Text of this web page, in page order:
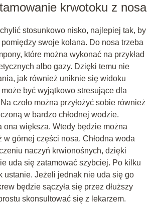
krwotoku z nosa
stosunkowo nisko, najlepiej tak, by
pomiędzy swoje kolana. Do nosa trzeba
które można wykonać na przykład
albo gazy. Dzięki temu nie
jak również uniknie się widoku
być wyjątkowo stresujące dla
czoło można przyłożyć sobie również
w bardzo chłodnej wodzie.
ona większa. Wtedy będzie można
w górnej części nosa. Chłodna woda
naczyń krwionośnych, dzięki
uda się zatamować szybciej. Po kilku
ustanie. Jeżeli jednak nie uda się go
będzie sączyła się przez dłuższy
skonsultować się z lekarzem.